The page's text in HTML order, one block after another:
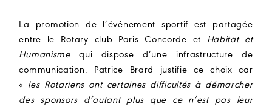
La promotion de l’événement sportif est partagée
entre le Rotary club Paris Concorde et Habitat et
Humanismequi dispose d’une infrastructure de
communication. Patrice Brard justifie ce choix car
« les Rotariens ont certaines difficultés à démarcher
des sponsors d’autant plus que ce n’est pas leur